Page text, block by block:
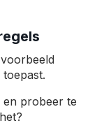
en probeer te